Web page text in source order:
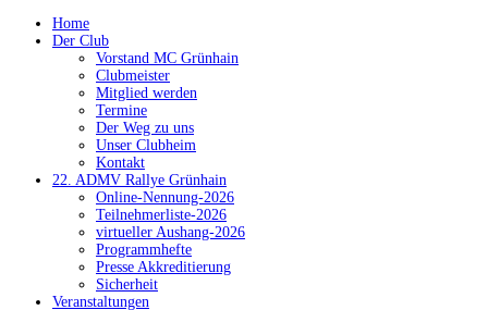
Home
Der Club
Vorstand MC Grünhain
Clubmeister
Mitglied werden
Termine
Der Weg zu uns
Unser Clubheim
Kontakt
22. ADMV Rallye Grünhain
Online-Nennung-2026
Teilnehmerliste-2026
virtueller Aushang-2026
Programmhefte
Presse Akkreditierung
Sicherheit
Veranstaltungen